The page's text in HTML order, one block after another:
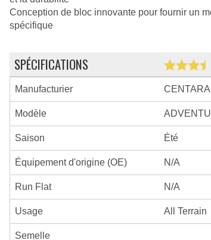
Conception de bloc innovante pour fournir un
spécifique
SPÉCIFICATIONS
Manufacturier CENTARA
Modèle
Saison Été
Équipement d'origine (OE) N/A
Run Flat N/A
Usage All Terrain
Semelle